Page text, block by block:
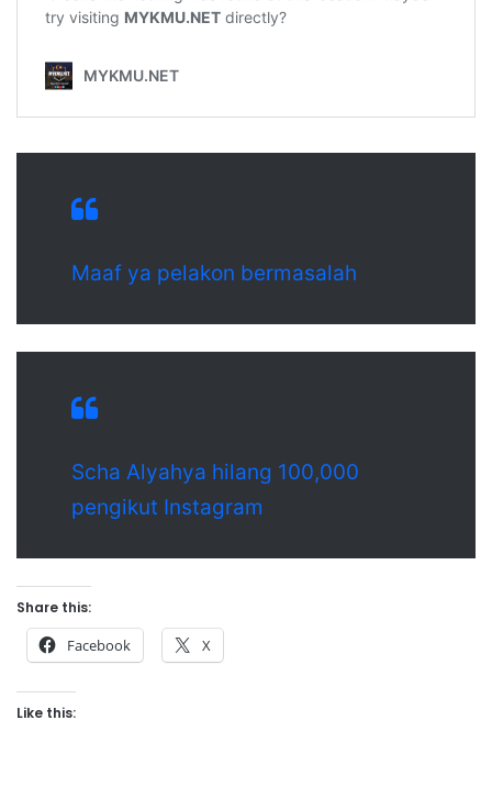
Maaf ya pelakon bermasalah
Scha Alyahya hilang 100,000
pengikut Instagram
Share this:
Facebook X
Like this: